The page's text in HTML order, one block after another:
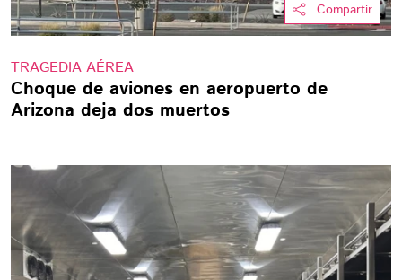
Compartir
TRAGEDIA AÉREA
Choque de aviones en aeropuerto de
Arizona deja dos muertos